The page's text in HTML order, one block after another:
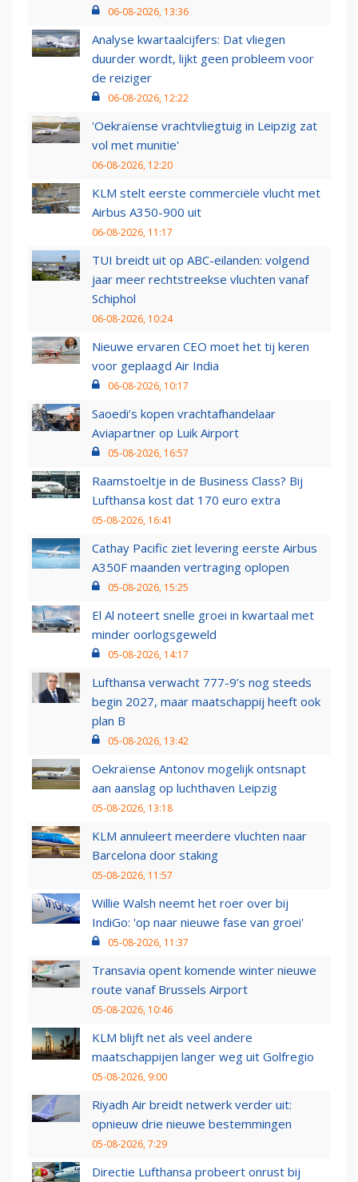
06-08-2026, 13:36
Analyse kwartaalcijfers: Dat vliegen
duurder wordt, lijkt geen probleem voor
de reiziger
06-08-2026, 12:22
'Oekraïense vrachtvliegtuig in Leipzig zat
vol met munitie'
06-08-2026, 12:20
KLM stelt eerste commerciële vlucht met
Airbus A350-900 uit
06-08-2026, 11:17
TUI breidt uit op ABC-eilanden: volgend
jaar meer rechtstreekse vluchten vanaf
Schiphol
06-08-2026, 10:24
Nieuwe ervaren CEO moet het tij keren
voor geplaagd Air India
06-08-2026, 10:17
Saoedi’s kopen vrachtafhandelaar
Aviapartner op Luik Airport
05-08-2026, 16:57
Raamstoeltje in de Business Class? Bij
Lufthansa kost dat 170 euro extra
05-08-2026, 16:41
Cathay Pacific ziet levering eerste Airbus
A350F maanden vertraging oplopen
05-08-2026, 15:25
El Al noteert snelle groei in kwartaal met
minder oorlogsgeweld
05-08-2026, 14:17
Lufthansa verwacht 777-9’s nog steeds
begin 2027, maar maatschappij heeft ook
plan B
05-08-2026, 13:42
Oekraïense Antonov mogelijk ontsnapt
aan aanslag op luchthaven Leipzig
05-08-2026, 13:18
KLM annuleert meerdere vluchten naar
Barcelona door staking
05-08-2026, 11:57
Willie Walsh neemt het roer over bij
IndiGo: 'op naar nieuwe fase van groei'
05-08-2026, 11:37
Transavia opent komende winter nieuwe
route vanaf Brussels Airport
05-08-2026, 10:46
KLM blijft net als veel andere
maatschappijen langer weg uit Golfregio
05-08-2026, 9:00
Riyadh Air breidt netwerk verder uit:
opnieuw drie nieuwe bestemmingen
05-08-2026, 7:29
Directie Lufthansa probeert onrust bij